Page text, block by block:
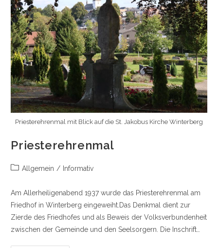
Priesterehrenmal mit Blick auf die St. Jakobus Kirche Winterberg
Priesterehrenmal
Beitrags-
Allgemein / Informativ
Am Allerheiligenabend 1937 wurde das Priesterehrenmal am
Friedhof in Winterberg eingeweiht.Das Denkmal dient zur
Zierde des Friedhofes und als Beweis der Volksverbundenheit
zwischen der Gemeinde und den Seelsorgern. Die Inschrift…